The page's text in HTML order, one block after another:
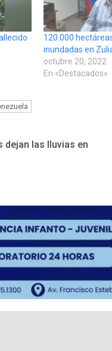
120.000
inundadas en
octubre 20, 2022
En «Destacados»
dejan las lluvias en